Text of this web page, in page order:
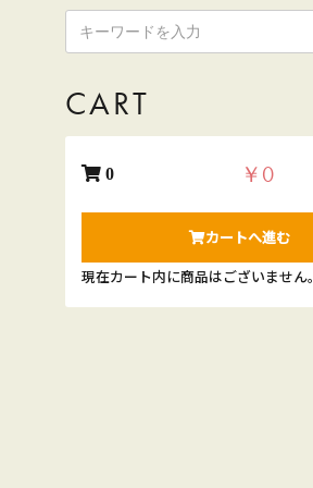
CART
0 ￥0
カートへ進む
現在カート内に商品はございません。